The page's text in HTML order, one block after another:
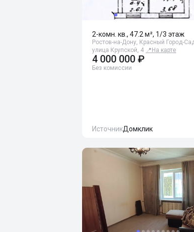
2-комн. кв., 47.2 м², 1/3 этаж
Ростов-на-Дону, Красный Город-
улица Крупской, 4 📍 На карте
4 000 000 ₽
Без комиссии
ИсточникДомклик